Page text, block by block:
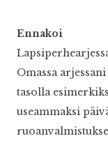
Ennakoi
Omassa
tasolla
useammaksi